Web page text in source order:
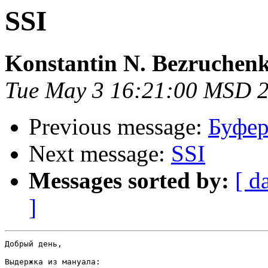
SSI
Konstantin N.
Tue May 3 16:21:00 MSD
Previous message:
Next message: SSI
Messages sorted by: [
]
Добрый день,
Выдержка из мануала: